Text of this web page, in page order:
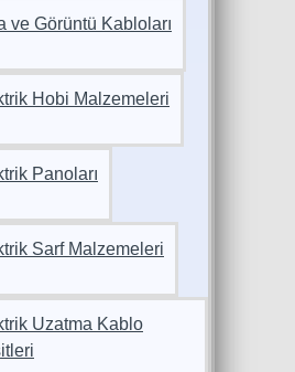
ve Görüntü Kabloları
Hobi Malzemeleri
Panoları
Sarf Malzemeleri
Uzatma Kablo